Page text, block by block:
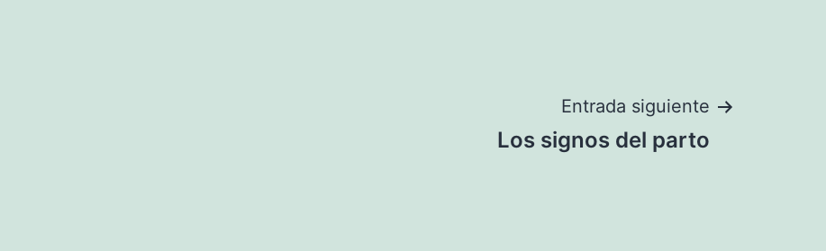
Entrada siguiente
Los signos del parto